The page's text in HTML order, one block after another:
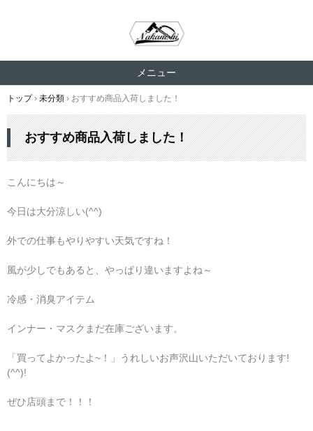
メニュー
コ
ス
ッ
トップ › 未分類 › おすすめ商品入荷しました！
おすすめ商品入荷しました！
こんにちは～
今日は大分涼しい(^^)
外での仕事もやりやすい天気ですね！
風が少しでもあると、やっぱり違いますよね～
冷感・消臭アイテム
インナー・マスクまだ在庫ございます。
「買ってよかったよ~！」うれしいお声沢山いただいております!
(^^)!
ぜひ店頭まで！！！